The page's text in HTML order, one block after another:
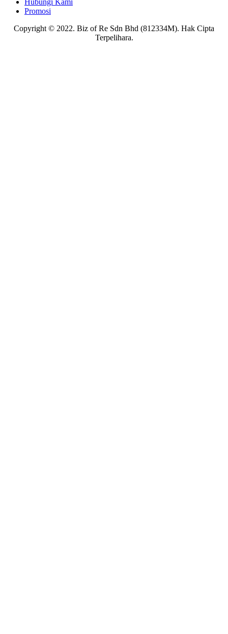
Promosi
Copyright © 2022. Biz of Re Sdn Bhd (812334M). Hak Cipta
Terpelihara.